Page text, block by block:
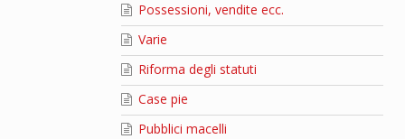
Possessioni, vendite ecc.
Varie
Riforma degli statuti
Case pie
Pubblici macelli